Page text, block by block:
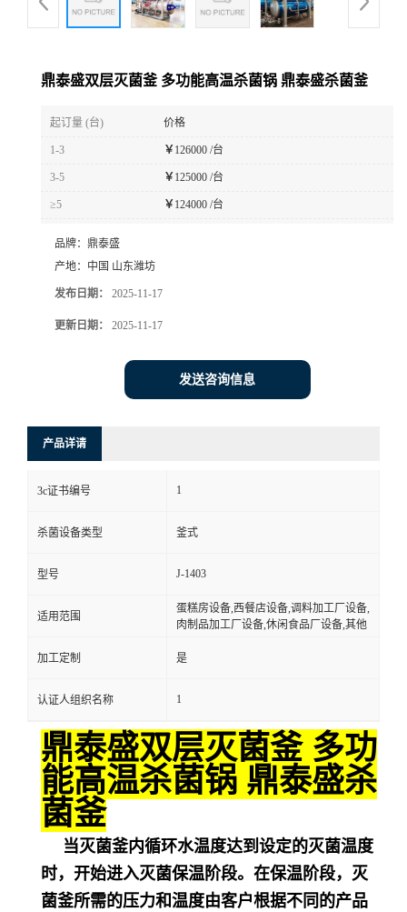
鼎泰盛双层灭菌釜 多功能高温杀菌锅 鼎泰盛杀菌釜
起订量 (台) 价格
1-3 ￥ 126000 /台
3-5 ￥ 125000 /台
≥5 ￥ 124000 /台
品牌： 鼎泰盛
产地： 中国 山东潍坊
发布日期： 2025-11-17
更新日期： 2025-11-17
发送咨询信息
产品详请
3c证书编号 1
杀菌设备类型 釜式
型号 J-1403
适用范围
蛋糕房设备,西餐店设备,调料加工厂设备,
肉制品加工厂设备,休闲食品厂设备,其他
加工定制 是
认证人组织名称 1
鼎泰盛双层灭菌釜 多功
能高温杀菌锅 鼎泰盛杀
菌釜
当灭菌釜内循环水温度达到设定的灭菌温度
时，开始进入灭菌保温阶段。在保温阶段，灭
菌釜所需的压力和温度由客户根据不同的产品